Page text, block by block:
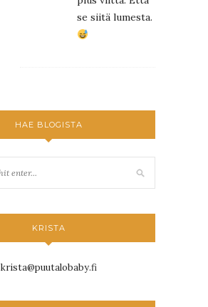
se siitä lumesta.
HAE BLOGISTA
KRISTA
krista@puutalobaby.fi